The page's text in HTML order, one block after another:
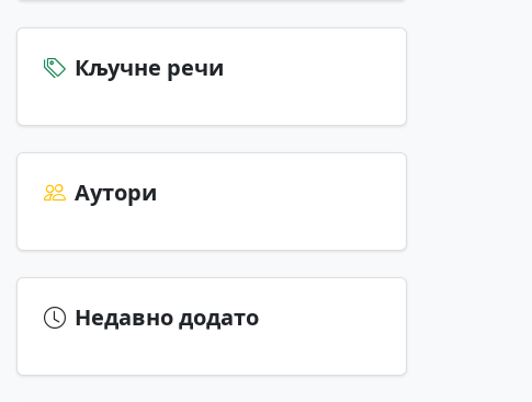
Кључне речи
Аутори
Недавно додато